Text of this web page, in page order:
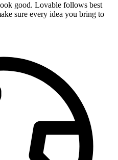
good. Lovable follows best
sure every idea you bring to